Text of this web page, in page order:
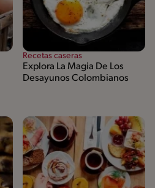
Recetas caseras
Explora La Magia De Los
Desayunos Colombianos